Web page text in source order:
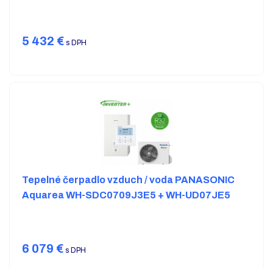
5 432 € s DPH
Tepelné čerpadlo vzduch / voda PANASONIC
Aquarea WH-SDC0709J3E5 + WH-UD07JE5
6 079 € s DPH